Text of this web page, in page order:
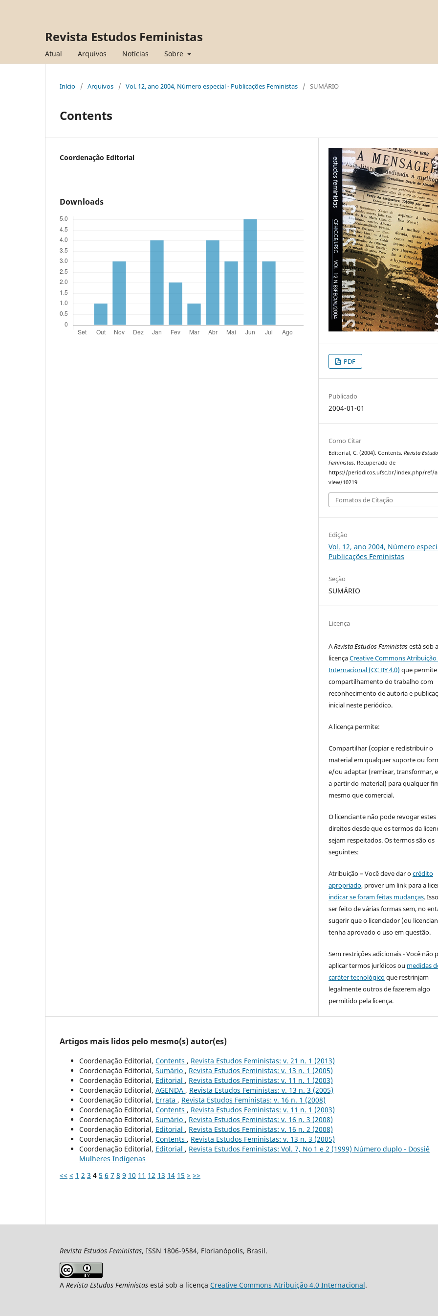
Revista Estudos Feministas
Atual Arquivos Notícias Sobre
Início / Arquivos / Vol. 12, ano 2004, Número especial - Publicações Feministas / SUMÁRIO
Contents
Coordenação Editorial
Downloads
PDF
Publicado
2004-01-01
Como Citar
Editorial, C. (2004). Contents.Revista
Feministas. Recuperado de
https://periodicos.ufsc.br/index.php/ref/
view/10219
Fomatos de Citação
Edição
Vol. 12, ano 2004, Número
Publicações Feministas
Seção
SUMÁRIO
Licença
ARevista Estudos Feministasestá sob a
licençaCreative Commons Atribuição
Internacional (CC BY 4.0) que
compartilhamento do trabalho com
reconhecimento de autoria e
inicial neste periódico.
A licença permite:
Compartilhar (copiar e redistribuir o
material em qualquer suporte ou
e/ou adaptar (remixar, transformar,
a partir do material) para qualquer
mesmo que comercial.
O licenciante não pode revogar estes
direitos desde que os termos da
sejam respeitados. Os termos são os
seguintes:
Atribuição – Você deve dar ocrédito
apropriado, prover um link para a
indicar se foram feitas mudanças.
ser feito de várias formas sem, no
sugerir que o licenciador (ou
tenha aprovado o uso em questão.
Sem restrições adicionais - Você não
aplicar termos jurídicos ou medidas
caráter tecnológicoque restrinjam
legalmente outros de fazerem algo
permitido pela licença.
Artigos mais lidos pelo mesmo(s) autor(es)
Coordenação Editorial, Contents , Revista Estudos Feministas: v. 21 n. 1 (2013)
Coordenação Editorial, Sumário , Revista Estudos Feministas: v. 13 n. 1 (2005)
Coordenação Editorial, Editorial , Revista Estudos Feministas: v. 11 n. 1 (2003)
Coordenação Editorial, AGENDA , Revista Estudos Feministas: v. 13 n. 3 (2005)
Coordenação Editorial, Errata , Revista Estudos Feministas: v. 16 n. 1 (2008)
Coordenação Editorial, Contents , Revista Estudos Feministas: v. 11 n. 1 (2003)
Coordenação Editorial, Sumário , Revista Estudos Feministas: v. 16 n. 3 (2008)
Coordenação Editorial, Editorial , Revista Estudos Feministas: v. 16 n. 2 (2008)
Coordenação Editorial, Contents , Revista Estudos Feministas: v. 13 n. 3 (2005)
Coordenação Editorial, Editorial , Revista Estudos Feministas: Vol. 7, No 1 e 2 (1999) Número duplo - Dossiê
Mulheres Indígenas
<< < 1 2 3 4 5 6 7 8 9 10 11 12 13 14 15 > >>
Revista Estudos Feministas, ISSN 1806-9584, Florianópolis, Brasil.
A Revista Estudos Feministas está sob a licença Creative Commons Atribuição 4.0 Internacional.